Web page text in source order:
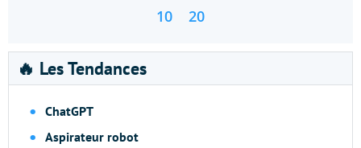
10 20
🔥 Les Tendances
ChatGPT
Aspirateur robot